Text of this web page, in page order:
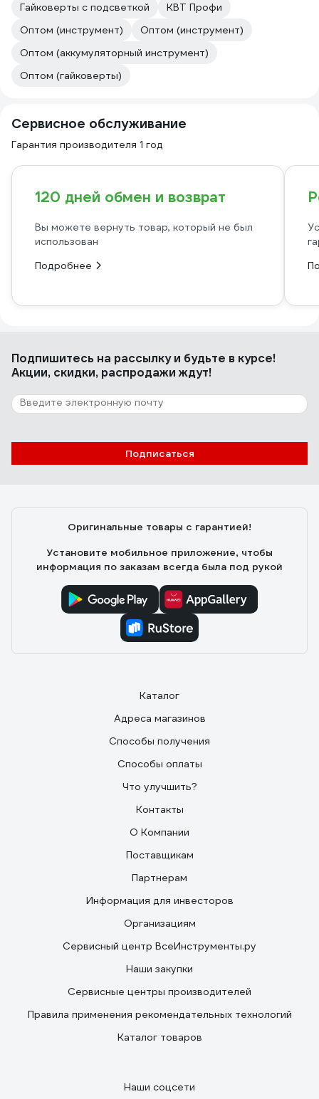
Гайковерты с подсветкой
КВТ Профи
Оптом (инструмент)
Оптом (инструмент)
Оптом (аккумуляторный инструмент)
Оптом (гайковерты)
Сервисное обслуживание
Гарантия производителя 1 год
120 дней обмен и возврат
Вы можете вернуть товар, который не был
использован
Подробнее
Подпишитесь на рассылкуи будьте в курсе!
Акции, скидки, распродажи ждут!
Подписаться
Оригинальные товары с гарантией!
Установите мобильное приложение, чтобы
информация по заказам всегда была под рукой
Каталог
Адреса магазинов
Способы получения
Способы оплаты
Что улучшить?
Контакты
О Компании
Поставщикам
Партнерам
Информация для инвесторов
Организациям
Сервисный центр ВсеИнструменты.ру
Наши закупки
Сервисные центры производителей
Правила применения рекомендательных технологий
Каталог товаров
Наши соцсети